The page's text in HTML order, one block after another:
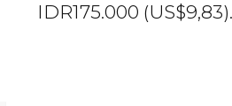
IDR175.000 (US$9,83).